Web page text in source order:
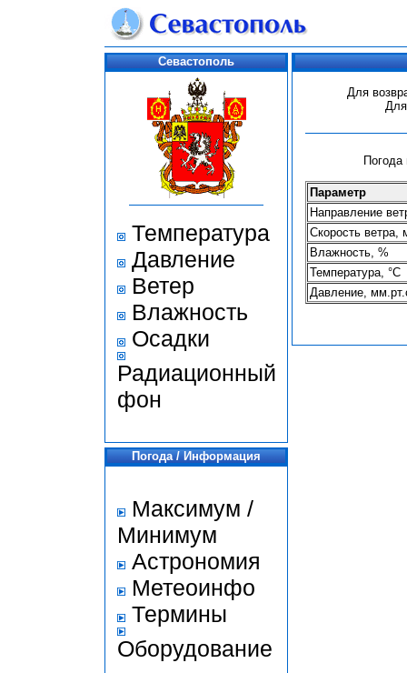
Севастополь
Температура
Давление
Ветер
Влажность
Осадки
Радиационный
фон
Погода / Информация
Максимум /
Минимум
Астрономия
Метеоинфо
Термины
Оборудование
Для
Погода
Параметр
Направление
Скорость ветра,
Влажность, %
Температура, °С
Давление,